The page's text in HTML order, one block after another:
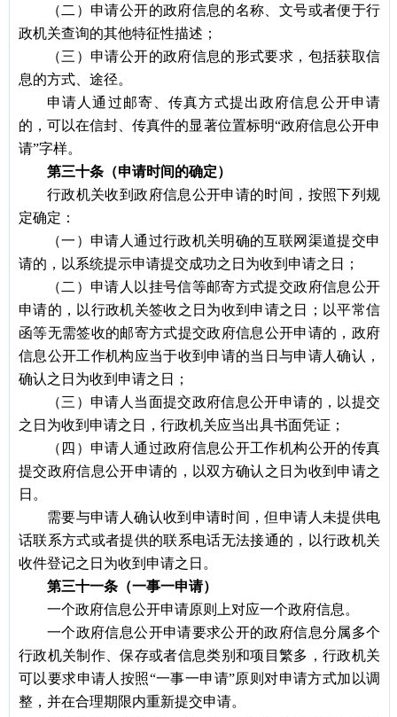
（二）申请公开的政府信息的名称、文号或者便于行
政机关查询的其他特征性描述；
（三）申请公开的政府信息的形式要求，包括获取信
息的方式、途径。
申请人通过邮寄、传真方式提出政府信息公开申请
的，可以在信封、传真件的显著位置标明“政府信息公开申
请”字样。
第三十条（申请时间的确定）
行政机关收到政府信息公开申请的时间，按照下列规
定确定：
（一）申请人通过行政机关明确的互联网渠道提交申
请的，以系统提示申请提交成功之日为收到申请之日；
（二）申请人以挂号信等邮寄方式提交政府信息公开
申请的，以行政机关签收之日为收到申请之日；以平常信
函等无需签收的邮寄方式提交政府信息公开申请的，政府
信息公开工作机构应当于收到申请的当日与申请人确认，
确认之日为收到申请之日；
（三）申请人当面提交政府信息公开申请的，以提交
之日为收到申请之日，行政机关应当出具书面凭证；
（四）申请人通过政府信息公开工作机构公开的传真
提交政府信息公开申请的，以双方确认之日为收到申请之
日。
需要与申请人确认收到申请时间，但申请人未提供电
话联系方式或者提供的联系电话无法接通的，以行政机关
收件登记之日为收到申请之日。
第三十一条（一事一申请）
一个政府信息公开申请原则上对应一个政府信息。
一个政府信息公开申请要求公开的政府信息分属多个
行政机关制作、保存或者信息类别和项目繁多，行政机关
可以要求申请人按照“一事一申请”原则对申请方式加以调
整，并在合理期限内重新提交申请。